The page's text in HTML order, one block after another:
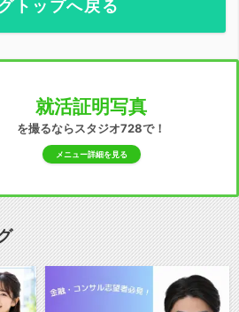
トップへ戻る
就活証明写真
を撮るならスタジオ728で！
メニュー詳細を見る